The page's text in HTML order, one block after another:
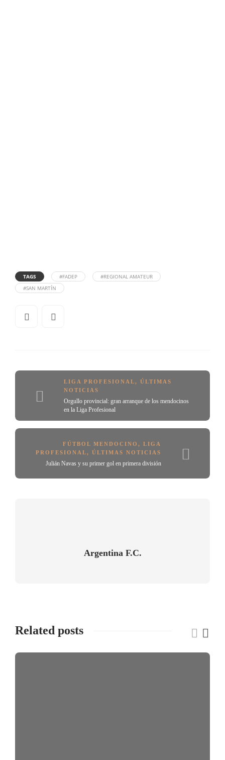
TAGS #FADEP
#REGIONAL AMATEUR
#SAN MARTÍN
LIGA PROFESIONAL, ÚLTIMAS
NOTICIAS
Orgullo provincial: gran arranque de los mendocinos
en la Liga Profesional
FÚTBOL MENDOCINO , LIGA
PROFESIONAL, ÚLTIMAS NOTICIAS
Julián Navas y su primer gol en primera división
Argentina F.C.
Related posts